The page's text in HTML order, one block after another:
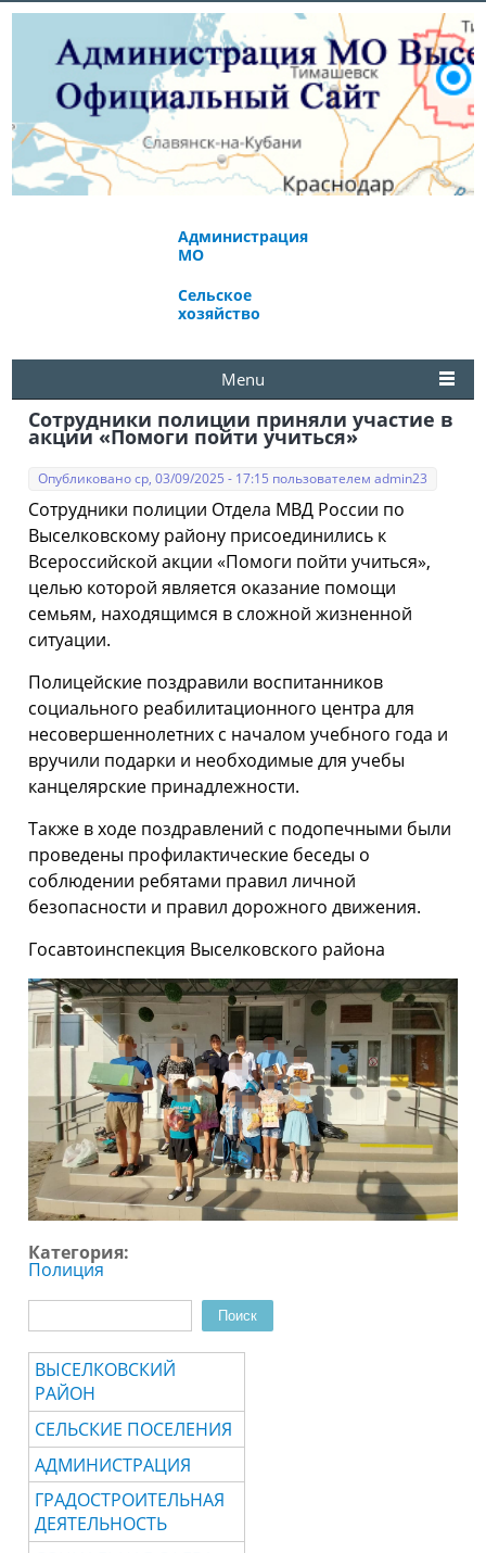
Администрация
МО
Сельское
хозяйство
Menu
Сотрудники полиции приняли участие в
акции «Помоги пойти учиться»
Опубликовано ср, 03/09/2025 - 17:15 пользователемadmin23
Сотрудники полиции Отдела МВД России по
Выселковскому району присоединились к
Всероссийской акции «Помоги пойти учиться»,
целью которой является оказание помощи
семьям, находящимся в сложной жизненной
ситуации.
Полицейские поздравили воспитанников
социального реабилитационного центра для
несовершеннолетних с началом учебного года и
вручили подарки и необходимые для учебы
канцелярские принадлежности.
Также в ходе поздравлений с подопечными были
проведены профилактические беседы о
соблюдении ребятами правил личной
безопасности и правил дорожного движения.
Госавтоинспекция Выселковского района
Категория:
Полиция
Поиск
ВЫСЕЛКОВСКИЙ
РАЙОН
СЕЛЬСКИЕ ПОСЕЛЕНИЯ
АДМИНИСТРАЦИЯ
ГРАДОСТРОИТЕЛЬНАЯ
ДЕЯТЕЛЬНОСТЬ